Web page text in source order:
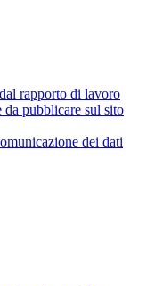
rapporto di lavoro
da pubblicare sul sito
dei dati